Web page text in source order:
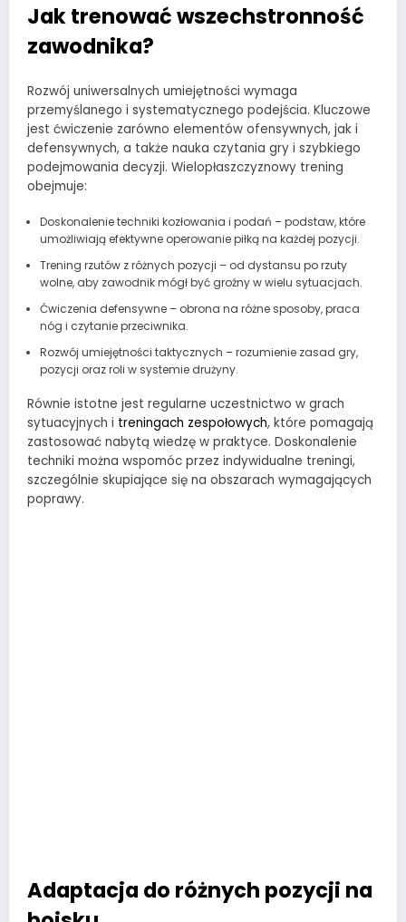
Jak trenować wszechstronność
zawodnika?
Rozwój uniwersalnych umiejętności wymaga
przemyślanego i systematycznego podejścia. Kluczowe
jest ćwiczenie zarówno elementów ofensywnych, jak i
defensywnych, a także nauka czytania gry i szybkiego
podejmowania decyzji. Wielopłaszczyznowy trening
obejmuje:
Doskonalenie techniki kozłowania i podań – podstaw, które
umożliwiają efektywne operowanie piłką na każdej pozycji.
Trening rzutów z różnych pozycji – od dystansu po rzuty
wolne, aby zawodnik mógł być groźny w wielu sytuacjach.
Ćwiczenia defensywne – obrona na różne sposoby, praca
nóg i czytanie przeciwnika.
Rozwój umiejętności taktycznych – rozumienie zasad gry,
pozycji oraz roli w systemie drużyny.
Równie istotne jest regularne uczestnictwo w grach
sytuacyjnych i treningach zespołowych, które pomagają
zastosować nabytą wiedzę w praktyce. Doskonalenie
techniki można wspomóc przez indywidualne treningi,
szczególnie skupiające się na obszarach wymagających
poprawy.
Adaptacja do różnych pozycji na